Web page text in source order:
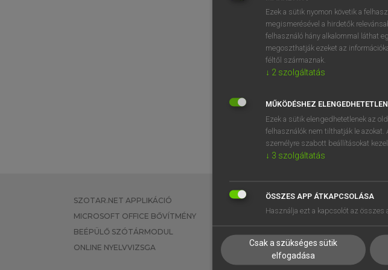
BELÉPÉS
SZOTAR.NET APPLIKÁCIÓ
MICROSOFT OFFICE BŐVÍTMÉNY
BEÉPÜLŐ SZÓTÁRMODUL
ONLINE NYELVVIZSGA
EGYÉNI FELHASZNÁLÓKNAK
TANULÓKNAK
VÁLLALATI MEGOLDÁSOK
SÚGÓ
RÓLUNK
SÜTI
Ezek a sütik nyomon követik a
megismerésével a hirdetők
felhasználó hány alkalommal láthat
megoszthatják ezeket az
féltől származnak.
↓ 2 szolgáltatás
MŰKÖDÉSHEZ ELENGEDHETETLEN
Ezek a sütik elengedhetetlenek az
felhasználók nem tilthatják le
személyre szabott beállításokat
↓ 3 szolgáltatás
ÖSSZES APP ÁTKAPCSOLÁSA
Használja ezt a kapcsolót az
Csak a szükséges sütik
elfogadása